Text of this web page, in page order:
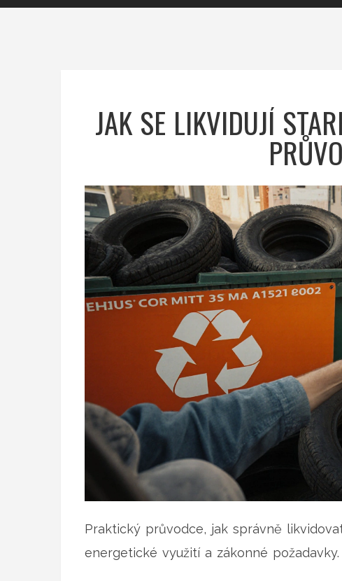
JAK SE LIKVIDUJÍ
Praktický průvodce, jak správně
energetické využití a zákonné požadavky.